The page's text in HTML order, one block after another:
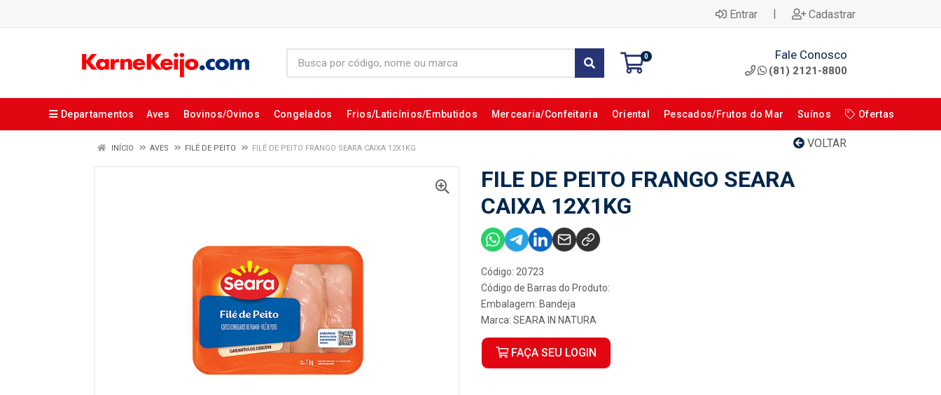
Entrar | Cadastrar
0 Fale Conosco
(81) 2121-8800
Departamentos Aves Bovinos/Ovinos Congelados Frios/Laticínios/Embutidos Mercearia/Confeitaria Oriental Pescados/Frutos do Mar Suínos Ofertas
VOLTAR
INÍCIO AVES FILÉ DE PEITO FILÉ DE PEITO FRANGO SEARA CAIXA 12X1KG
FILE DE PEITO FRANGO SEARA
CAIXA 12X1KG
Código: 20723
Código de Barras do Produto:
Embalagem: Bandeja
Marca: SEARA IN NATURA
FAÇA SEU LOGIN